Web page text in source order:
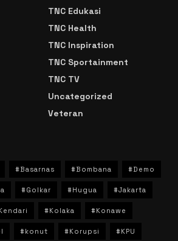
TNC Edukasi
TNC Health
TNC Inspiration
TNC Sportainment
TNC TV
Uncategorized
Veteran
#Basarnas #Bombana #Demo
#Golkar #Hugua #Jakarta
#Kolaka #Konawe
#konut #Korupsi #KPU